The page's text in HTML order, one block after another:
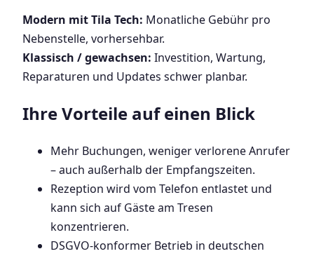
Modern mit Tila Tech: Monatliche Gebühr pro
Nebenstelle, vorhersehbar.
Klassisch / gewachsen: Investition, Wartung,
Reparaturen und Updates schwer planbar.
Ihre Vorteile auf einen Blick
Mehr Buchungen, weniger verlorene Anrufer
– auch außerhalb der Empfangszeiten.
Rezeption wird vom Telefon entlastet und
kann sich auf Gäste am Tresen
konzentrieren.
DSGVO-konformer Betrieb in deutschen